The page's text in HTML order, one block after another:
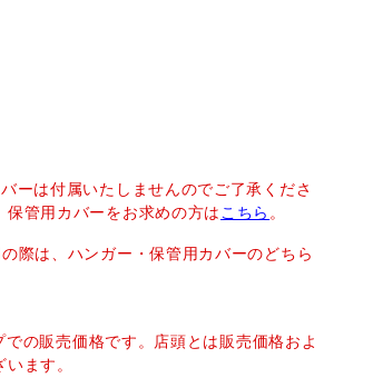
ーは付属いたしませんのでご了承くださ
保管用カバーをお求めの方はこちら 。
際は、ハンガー・保管用カバーのどちら
の販売価格です。店頭とは販売価格およ
ます。